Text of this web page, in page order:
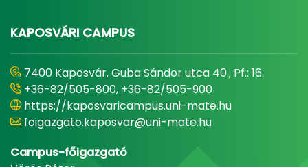
KAPOSVÁRI CAMPUS
7400 Kaposvár, Guba Sándor utca 40., Pf.: 16.
+36-82/505-800, +36-82/505-900
https://kaposvaricampus.uni-mate.hu
foigazgato.kaposvar@uni-mate.hu
Campus-főigazgató